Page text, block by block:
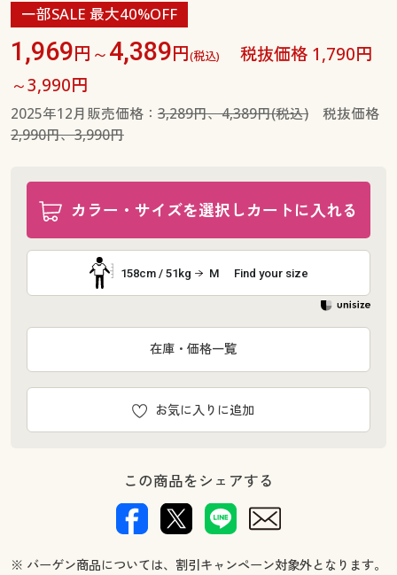
一部SALE 最大40%OFF
1,969円～4,389円(税込)
税抜価格 1,790円
～3,990円
2025年12月販売価格： 3,289円、4,389円(税込)税抜価格
2,990円、3,990円
カラー・サイズを選択しカートに入れる
158cm / 51kg M Find your size
お気に入りに追加
在庫・価格一覧
この商品をシェアする
※ バーゲン商品については、割引キャンペーン対象外となります。